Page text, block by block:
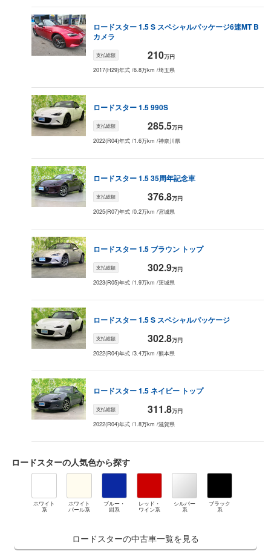
ロードスター1.5 S スペシャルパッケージ6速MT B
カメラ
支払総額 210万円
2017(H29)年式 /6.8万km /埼玉県
ロードスター1.5 990S
支払総額 285.5万円
2022(R04)年式 /1.6万km /神奈川県
ロードスター1.5 35周年記念車
支払総額 376.8万円
2025(R07)年式 /0.2万km /宮城県
ロードスター1.5 ブラウン トップ
支払総額 302.9万円
2023(R05)年式 /1.9万km /茨城県
ロードスター1.5 S スペシャルパッケージ
支払総額 302.8万円
2022(R04)年式 /3.4万km /熊本県
ロードスター1.5 ネイビー トップ
支払総額 311.8万円
2022(R04)年式 /1.8万km /滋賀県
ロードスターの人気色から探す
ホワイト
系
ホワイト
パール系
ブルー・
紺系
レッド・
ワイン系
シルバー
系
ブラック
系
ロードスターの中古車一覧を見る